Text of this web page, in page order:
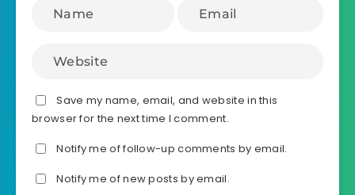
Save my name, email, and website in this
browser for the next time I comment.
Notify me of follow-up comments by email.
Notify me of new posts by email.